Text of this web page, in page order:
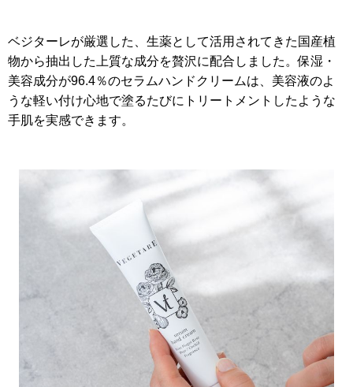
ベジターレが厳選した、生薬として活用されてきた国産植
物から抽出した上質な成分を贅沢に配合しました。保湿・
美容成分が96.4％のセラムハンドクリームは、美容液のよ
うな軽い付け心地で塗るたびにトリートメントしたような
手肌を実感できます。